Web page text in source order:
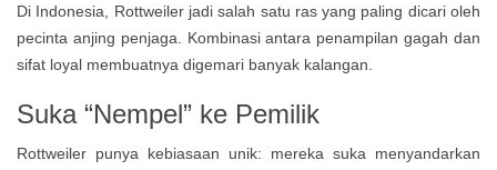
Di Indonesia, Rottweiler jadi salah satu ras yang paling dicari oleh
pecinta anjing penjaga. Kombinasi antara penampilan gagah dan
sifat loyal membuatnya digemari banyak kalangan.
Suka “Nempel” ke Pemilik
Rottweiler punya kebiasaan unik: mereka suka menyandarkan